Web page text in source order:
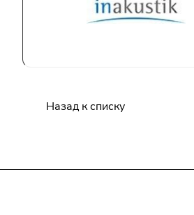
Назад к списку